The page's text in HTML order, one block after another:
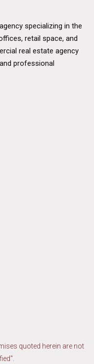
specializing in the
retail space, and
real estate agency
professional
quoted herein are not